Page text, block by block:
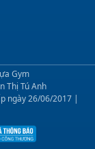
Gym
Thị Tú Anh
ngày 26/06/2017 |